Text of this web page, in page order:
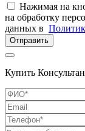
Нажимая на
на обработку
данных в
Отправить
Купить